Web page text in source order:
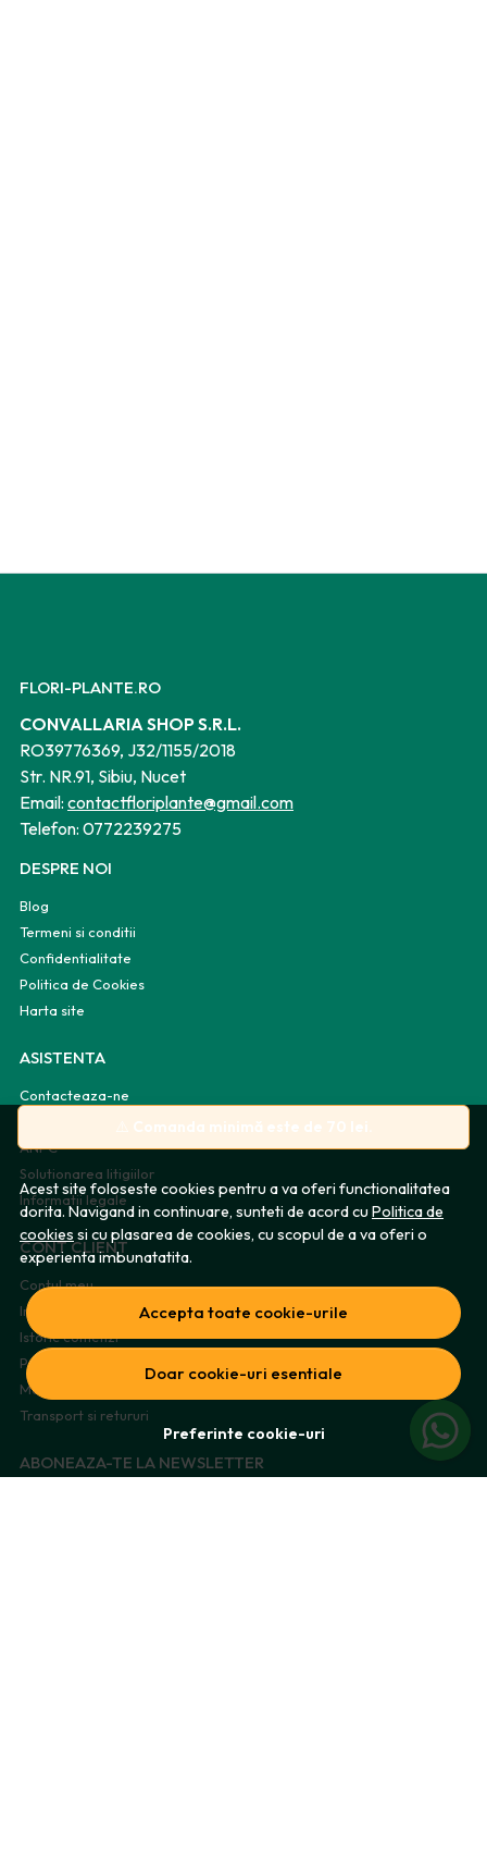
⚠️ Comanda minimă este de 70 lei.
Acest site foloseste cookies pentru a va oferi functionalitatea
dorita. Navigand in continuare, sunteti de acord cu Politica de
cookies si cu plasarea de cookies, cu scopul de a va oferi o
experienta imbunatatita.
Accepta toate cookie-urile
Doar cookie-uri esentiale
Preferinte cookie-uri
FLORI-PLANTE.RO
CONVALLARIA SHOP S.R.L.
RO39776369, J32/1155/2018
Str. NR.91, Sibiu, Nucet
Email: contactfloriplante@gmail.com
Telefon: 0772239275
DESPRE NOI
Blog
Termeni si conditii
Confidentialitate
Politica de Cookies
Harta site
ASISTENTA
Contacteaza-ne
Intrebari frecvente
ANPC
Solutionarea litigiilor
Informatii legale
CONT CLIENT
Contul meu
Inregistrare
Istoric comenzi
Produse favorite
Metode de plata
Transport si retururi
ABONEAZA-TE LA NEWSLETTER